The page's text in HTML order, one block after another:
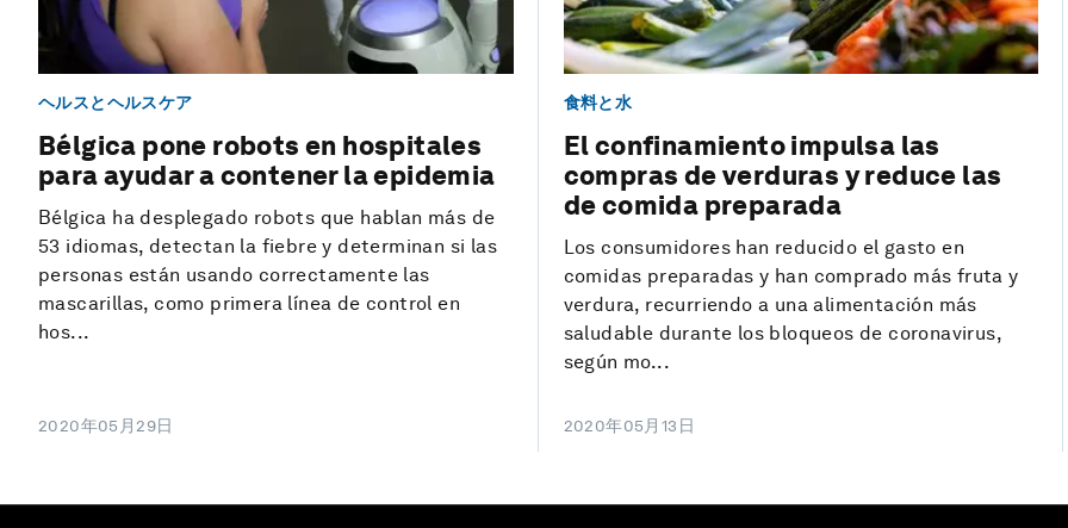
ヘルスとヘルスケア
Bélgica pone robots en hospitales
para ayudar a contener la epidemia
Bélgica ha desplegado robots que hablan más de
53 idiomas, detectan la fiebre y determinan si las
personas están usando correctamente las
mascarillas, como primera línea de control en
hos...
2020年05月29日
食料と水
El confinamiento impulsa las
compras de verduras y reduce las
de comida preparada
Los consumidores han reducido el gasto en
comidas preparadas y han comprado más fruta y
verdura, recurriendo a una alimentación más
saludable durante los bloqueos de coronavirus,
según mo...
2020年05月13日